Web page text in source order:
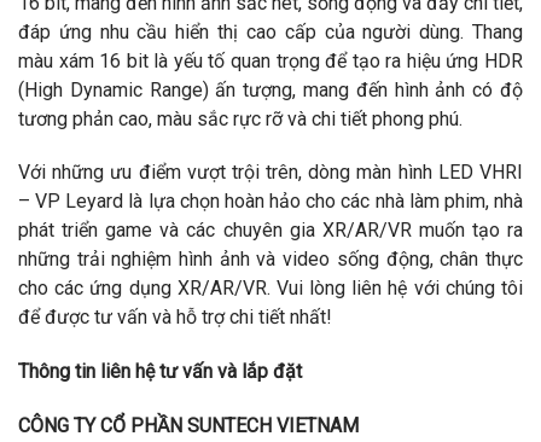
đáp ứng nhu cầu hiển thị cao cấp của người dùng. Thang
màu xám 16 bit là yếu tố quan trọng để tạo ra hiệu ứng HDR
(High Dynamic Range) ấn tượng, mang đến hình ảnh có độ
tương phản cao, màu sắc rực rỡ và chi tiết phong phú.
Với những ưu điểm vượt trội trên, dòng màn hình LED VHRI
– VP Leyard là lựa chọn hoàn hảo cho các nhà làm phim, nhà
phát triển game và các chuyên gia XR/AR/VR muốn tạo ra
những trải nghiệm hình ảnh và video sống động, chân thực
cho các ứng dụng XR/AR/VR. Vui lòng liên hệ với chúng tôi
để được tư vấn và hỗ trợ chi tiết nhất!
Thông tin liên hệ tư vấn và lắp đặt
CÔNG TY CỔ PHẦN SUNTECH VIETNAM